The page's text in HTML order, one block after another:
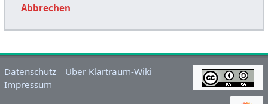
Abbrechen
Datenschutz
Über Klartraum-Wiki
Impressum